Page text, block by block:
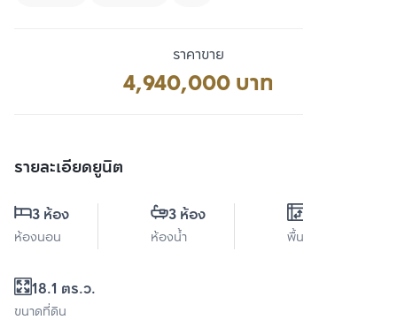
ราคาขาย
4,940,000 บาท
รายละเอียดยูนิต
3 ห้อง
ห้องนอน
3 ห้อง
ห้องน้ำ พื้นที่ใช้สอย
18.1 ตร.ว.
ขนาดที่ดิน